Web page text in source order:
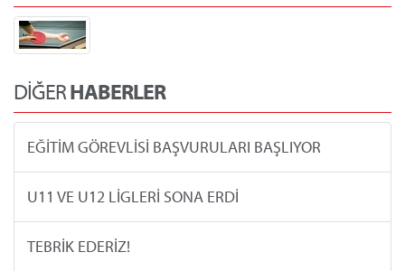
DİĞERHABERLER
EĞİTİM GÖREVLİSİ BAŞVURULARI BAŞLIYOR
U11 VE U12 LİGLERİ SONA ERDİ
TEBRİK EDERİZ!